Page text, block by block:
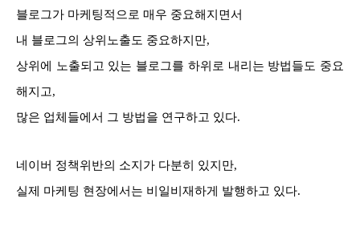
블로그가 마케팅적으로 매우 중요해지면서
내 블로그의 상위노출도 중요하지만,
상위에 노출되고 있는 블로그를 하위로 내리는 방법들도 중요
해지고,
많은 업체들에서 그 방법을 연구하고 있다.
네이버 정책위반의 소지가 다분히 있지만,
실제 마케팅 현장에서는 비일비재하게 발행하고 있다.